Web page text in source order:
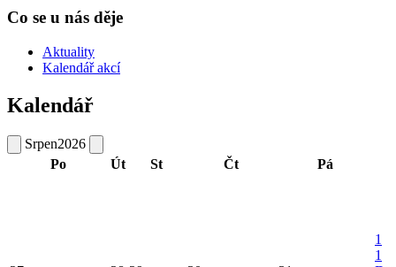
Co se u nás děje
Aktuality
Kalendář akcí
Kalendář
Srpen2026
Po
Út St Čt Pá
1
1